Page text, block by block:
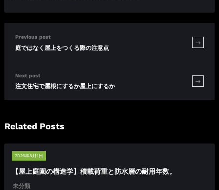
Previous post
庭ではなく屋上をつくる際の注意点
Next post
注文住宅で屋根にするか屋上にするか
Related Posts
2026年8月1日
【屋上庭園の構造学】積載荷重と防水層の耐用年数。
未分類